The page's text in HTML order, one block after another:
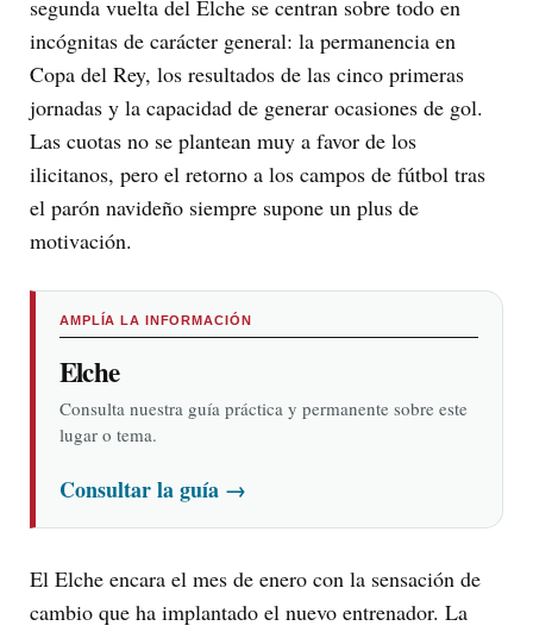
segunda vuelta del Elche se centran sobre todo en
incógnitas de carácter general: la permanencia en
Copa del Rey, los resultados de las cinco primeras
jornadas y la capacidad de generar ocasiones de gol.
Las cuotas no se plantean muy a favor de los
ilicitanos, pero el retorno a los campos de fútbol tras
el parón navideño siempre supone un plus de
motivación.
AMPLÍA LA INFORMACIÓN
Elche
Consulta nuestra guía práctica y permanente sobre este
lugar o tema.
Consultar la guía →
El Elche encara el mes de enero con la sensación de
cambio que ha implantado el nuevo entrenador. La